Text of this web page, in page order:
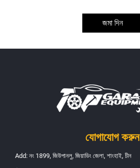
জমা দিন
যোগাযোগ করুন
Add: নং 1899, জিউপানলু, জিয়াডিং জেলা, শাংহাই, চীন